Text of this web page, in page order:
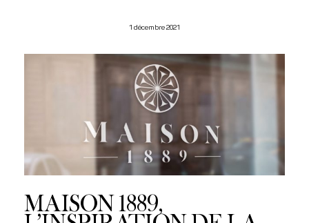
1 décembre 2021
MAISON 1889,